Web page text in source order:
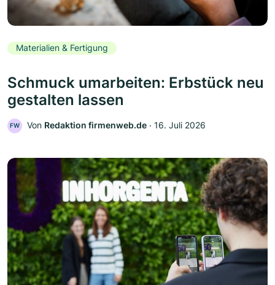
Materialien & Fertigung
Schmuck umarbeiten: Erbstück neu
gestalten lassen
FW Von Redaktion firmenweb.de ‧ 16. Juli 2026